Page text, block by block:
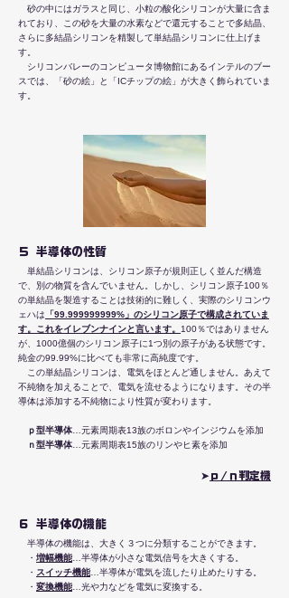
砂の中にはガラスと同じ、小粒の酸化シリコンが大量に含ま
れており、この砂を大量の水素などで還元することで多結晶、
さらに多結晶シリコンを精製して単結晶シリコンに仕上げま
す。
シリコンバレーのコンピュータ博物館にあるインテルのブー
スでは、「砂の絵」と「ICチップの絵」が大きく飾られていま
す。
５ 半導体の性質
単結晶シリコンは、シリコン原子が規則正しく並んだ構造
で、別の物質を含んでいません。しかし、シリコン原子100％
の単結晶を製造することは技術的に難しく、実際のシリコンウ
ェハは 「99.999999999%」のシリコン原子で構成されていま
す。これをイレブンナインと言います。 100％ではありません
が、1000億個のシリコン原子に1つ別の原子がある状態です。
純金の99.99%に比べても非常に高純度です。
この単結晶シリコンは、電気をほとんど通しません。あえて
不純物を加えることで、電気を流せるようになります。その半
導体は添加する不純物により性質が変わります。
ｐ型半導体 …元素周期表13族のボロンやインジウムを添加
ｎ型半導体 …元素周期表15族のリンやヒ素を添加
➤ ​ｐ/ｎ判定機
６ 半導体の機能
半導体の機能は、大きく３つに分類することができます。
・ 増幅機能 …半導体が小さな電気信号を大きくする。
・ スイッチ機能 …半導体が電気を流したり止めたりする。
・ 変換機能 …光や力などを電気に変換する。